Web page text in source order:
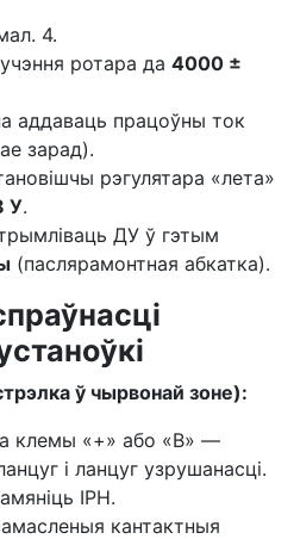
4.
ротара да 4000 ±
аддаваць працоўны ток
зарад).
рэгулятара «лета»
У.
ДУ ў гэтым
(паслярамонтная абкатка).
ў чырвонай зоне):
клемы «+» або «В» —
і ланцуг узрушанасці.
ІРН.
кантактныя